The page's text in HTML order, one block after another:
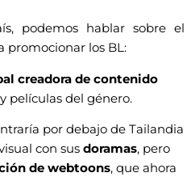
podemos hablar sobre el
promocionar los BL:
creadora de contenido
películas del género.
por debajo de Tailandia
con sus doramas, pero
de webtoons, que ahora